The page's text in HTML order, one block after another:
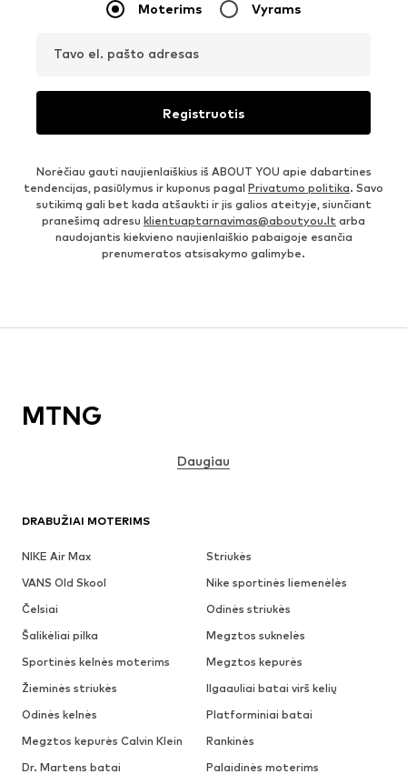
Moterims Vyrams
Tavo el. pašto adresas
Registruotis
Norėčiau gauti naujienlaiškius iš ABOUT YOU apie dabartines
tendencijas, pasiūlymus ir kuponus pagal Privatumo politika. Savo
sutikimą gali bet kada atšaukti ir jis galios ateityje, siunčiant
pranešimą adresu klientuaptarnavimas@aboutyou.lt arba
naudojantis kiekvieno naujienlaiškio pabaigoje esančia
prenumeratos atsisakymo galimybe.
DRABUŽIAI MOTERIMS
NIKE Air Max
Striukės
VANS Old Skool
Nike sportinės liemenėlės
Čelsiai
Odinės striukės
Šalikėliai pilka
Megztos suknelės
Sportinės kelnės moterims
Megztos kepurės
Žieminės striukės
Ilgaauliai batai virš kelių
Odinės kelnės
Platforminiai batai
Megztos kepurės Calvin Klein
Rankinės
Dr. Martens batai
Palaidinės moterims
MTNG
Daugiau